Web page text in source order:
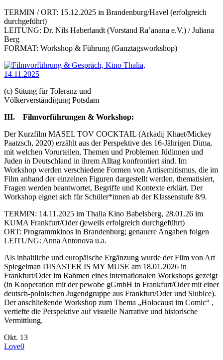
TERMIN / ORT: 15.12.2025 in Brandenburg/Havel (erfolgreich
durchgeführt)
LEITUNG: Dr. Nils Haberlandt (Vorstand Ra’anana e.V.) / Juliana
Berg
FORMAT: Workshop & Führung (Ganztagsworkshop)
(c) Stitung für Toleranz und
Völkerverständigung Potsdam
III.
Filmvorführungen & Workshop:
Der Kurzfilm MASEL TOV COCKTAIL (Arkadij Khaet/Mickey
Paatzsch, 2020) erzählt aus der Perspektive des 16-Jährigen Dima,
mit welchen Vorurteilen, Themen und Problemen Jüdinnen und
Juden in Deutschland in ihrem Alltag konfrontiert sind. Im
Workshop werden verschiedene Formen von Antisemitismus, die im
Film anhand der einzelnen Figuren dargestellt werden, thematisiert,
Fragen werden beantwortet, Begriffe und Kontexte erklärt. Der
Workshop eignet sich für Schüler*innen ab der Klassenstufe 8/9.
TERMIN: 14.11.2025 im Thalia Kino Babelsberg, 28.01.26 im
KUMA Frankfurt/Oder (jeweils erfolgreich durchgeführt)
ORT: Programmkinos in Brandenburg; genauere Angaben folgen
LEITUNG: Anna Antonova u.a.
Als inhaltliche und europäische Ergänzung wurde der Film von Art
Spiegelman DISASTER IS MY MUSE am 18.01.2026 in
Frankfurt/Oder im Rahmen eines internationalen Workshops gezeigt
(in Kooperation mit der pewobe gGmbH in Frankfurt/Oder mit einer
deutsch-polnischen Jugendgruppe aus Frankfurt/Oder und Slubice).
Der anschließende Workshop zum Thema „Holocaust im Comic“ ,
vertiefte die Perspektive auf visuelle Narrative und historische
Vermittlung.
Okt. 13
Love0